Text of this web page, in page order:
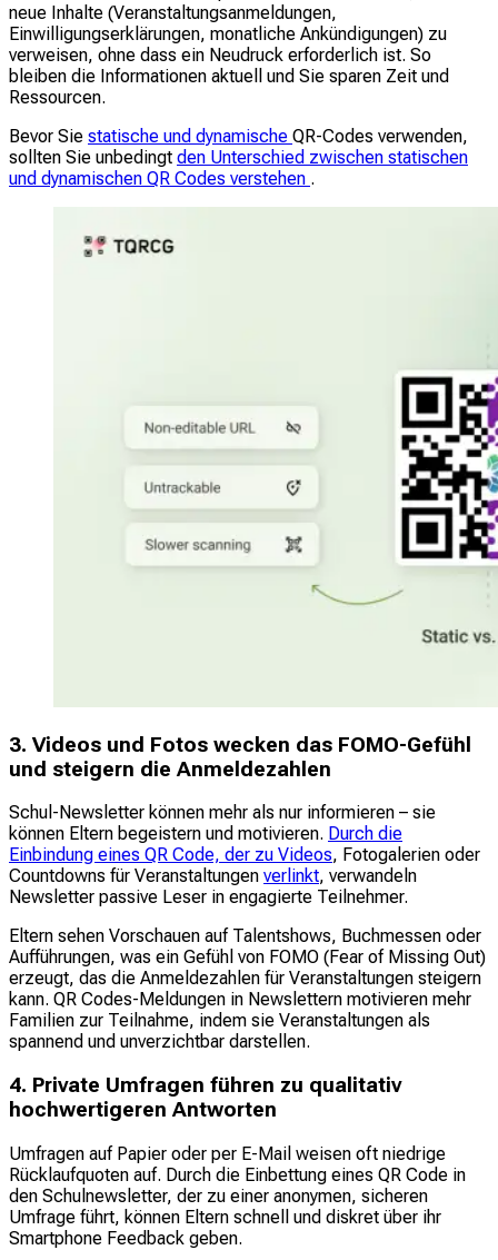
neue Inhalte (Veranstaltungsanmeldungen,
Einwilligungserklärungen, monatliche Ankündigungen) zu
verweisen, ohne dass ein Neudruck erforderlich ist. So
bleiben die Informationen aktuell und Sie sparen Zeit und
Ressourcen.
Bevor Sie statische und dynamische QR-Codes verwenden,
sollten Sie unbedingt den Unterschied zwischen statischen
und dynamischen QR Codes verstehen .
3. Videos und Fotos wecken das FOMO-Gefühl
und steigern die Anmeldezahlen
Schul-Newsletter können mehr als nur informieren – sie
können Eltern begeistern und motivieren. Durch die
Einbindung eines QR Code, der zu Videos, Fotogalerien oder
Countdowns für Veranstaltungen verlinkt, verwandeln
Newsletter passive Leser in engagierte Teilnehmer.
Eltern sehen Vorschauen auf Talentshows, Buchmessen oder
Aufführungen, was ein Gefühl von FOMO (Fear of Missing Out)
erzeugt, das die Anmeldezahlen für Veranstaltungen steigern
kann. QR Codes-Meldungen in Newslettern motivieren mehr
Familien zur Teilnahme, indem sie Veranstaltungen als
spannend und unverzichtbar darstellen.
4. Private Umfragen führen zu qualitativ
hochwertigeren Antworten
Umfragen auf Papier oder per E-Mail weisen oft niedrige
Rücklaufquoten auf. Durch die Einbettung eines QR Code in
den Schulnewsletter, der zu einer anonymen, sicheren
Umfrage führt, können Eltern schnell und diskret über ihr
Smartphone Feedback geben.